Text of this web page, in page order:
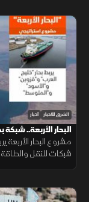
الشرق للأخبار أخبار
البحار الأربعة..
مشروع البحار الأربعة
شبكات للنقل